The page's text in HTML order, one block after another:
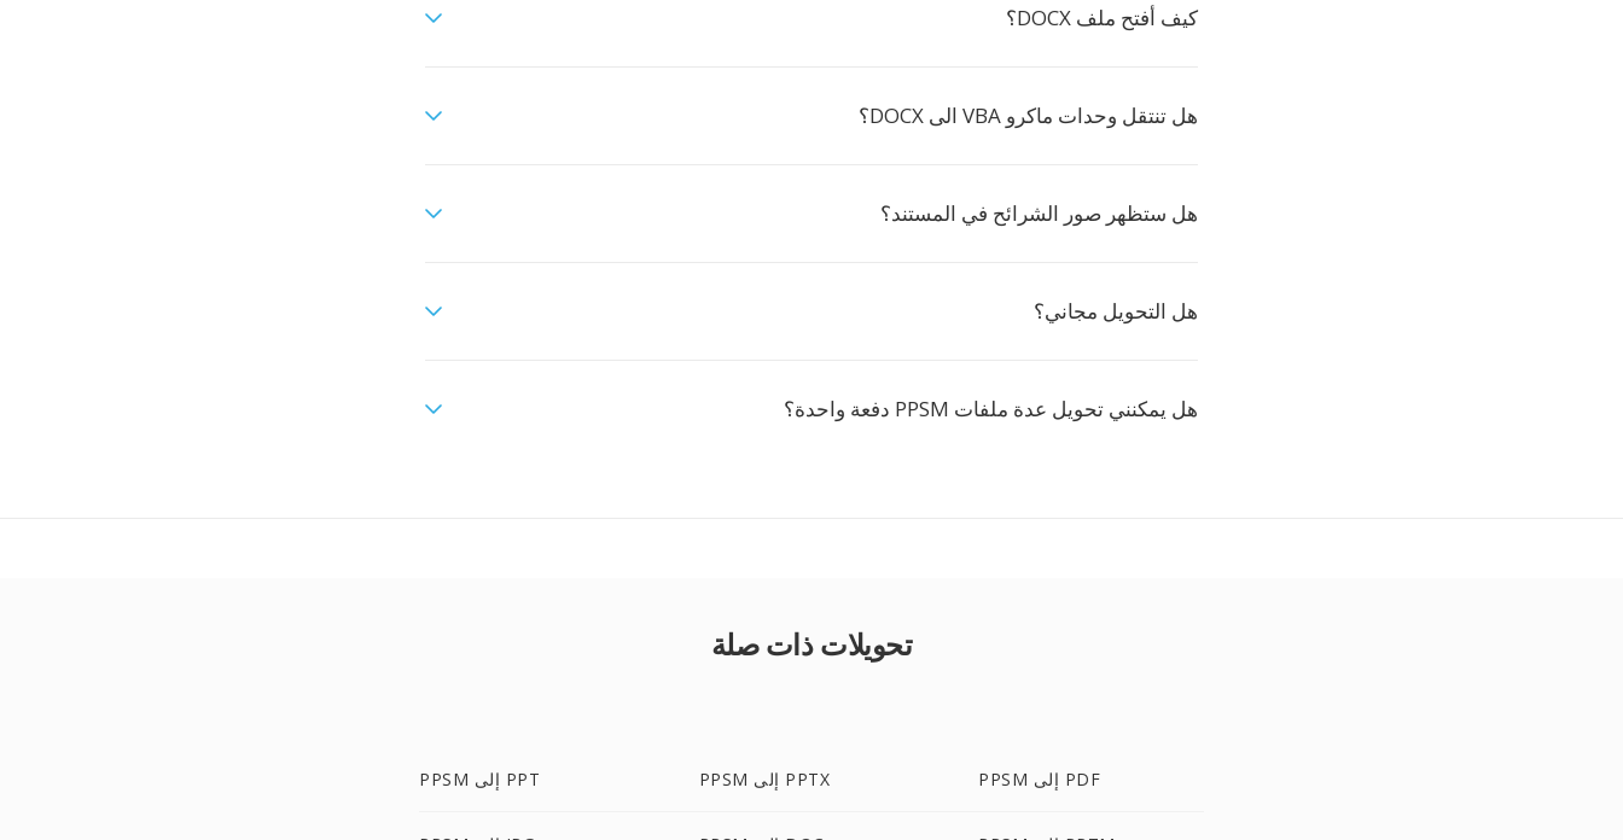
كيف أفتح ملف DOCX؟
هل تنتقل وحدات ماكرو VBA الى DOCX؟
هل ستظهر صور الشرائح في المستند؟
هل التحويل مجاني؟
هل يمكنني تحويل عدة ملفات PPSM دفعة واحدة؟
تحويلات ذات صلة
PPSM إلى PPT PPSM إلى PPTX PPSM إلى PDF